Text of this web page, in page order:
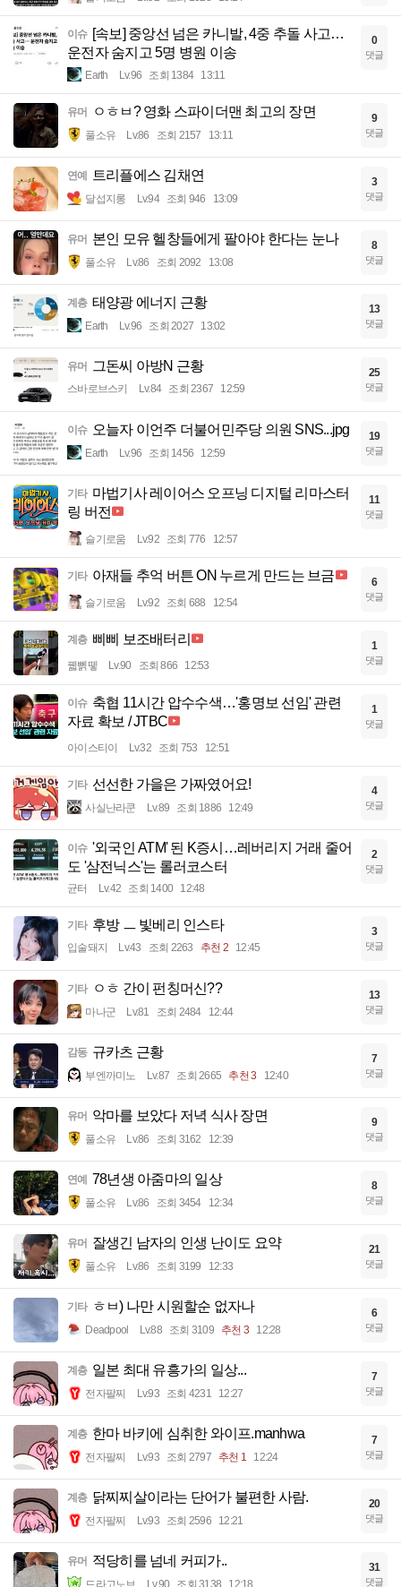
이슈 [속보] 중앙선 넘은 카니발, 4중 추돌 사고…
운전자 숨지고 5명 병원 이송
Earth Lv.96 조회 1384 13:11
0
댓글
유머 ㅇㅎㅂ? 영화 스파이더맨 최고의 장면
풀소유 Lv.86 조회 2157 13:11
9
댓글
연예 트리플에스 김채연
달섭지롱 Lv.94 조회 946 13:09
3
댓글
유머 본인 모유 헬창들에게 팔아야 한다는 눈나
풀소유 Lv.86 조회 2092 13:08
8
댓글
계층 태양광 에너지 근황
Earth Lv.96 조회 2027 13:02
13
댓글
유머 그돈씨 아방N 근황
스바로브스키 Lv.84 조회 2367 12:59
25
댓글
이슈 오늘자 이언주 더불어민주당 의원 SNS...jpg
Earth Lv.96 조회 1456 12:59
19
댓글
기타 마법기사 레이어스 오프닝 디지털 리마스터
링 버전
슬기로움 Lv.92 조회 776 12:57
11
댓글
기타 아재들 추억 버튼 ON 누르게 만드는 브금
슬기로움 Lv.92 조회 688 12:54
6
댓글
계층 삐삐 보조배터리
꿻뻵뗗 Lv.90 조회 866 12:53
1
댓글
이슈 축협 11시간 압수수색…'홍명보 선임' 관련
자료 확보 / JTBC
아이스티이 Lv.32 조회 753 12:51
1
댓글
기타 선선한 가을은 가짜였어요!
사실난라쿤 Lv.89 조회 1886 12:49
4
댓글
이슈 '외국인 ATM' 된 K증시…레버리지 거래 줄어
도 '삼전닉스'는 롤러코스터
균터 Lv.42 조회 1400 12:48
2
댓글
기타 후방 ㅡ 빛베리 인스타
입술돼지 Lv.43 조회 2263 추천 2 12:45
3
댓글
기타 ㅇㅎ 간이 펀칭머신??
마나군 Lv.81 조회 2484 12:44
13
댓글
감동 규카츠 근황
부엔까미노 Lv.87 조회 2665 추천 3 12:40
7
댓글
유머 악마를 보았다 저녁 식사 장면
풀소유 Lv.86 조회 3162 12:39
9
댓글
연예 78년생 아줌마의 일상
풀소유 Lv.86 조회 3454 12:34
8
댓글
유머 잘생긴 남자의 인생 난이도 요약
풀소유 Lv.86 조회 3199 12:33
21
댓글
기타 ㅎㅂ) 나만 시원할순 없자나
Deadpool Lv.88 조회 3109 추천 3 12:28
6
댓글
계층 일본 최대 유흥가의 일상...
전자팔찌 Lv.93 조회 4231 12:27
7
댓글
계층 한마 바키에 심취한 와이프.manhwa
전자팔찌 Lv.93 조회 2797 추천 1 12:24
7
댓글
계층 닭찌찌살이라는 단어가 불편한 사람.
전자팔찌 Lv.93 조회 2596 12:21
20
댓글
유머 적당히를 넘네 커피가..
드라고노브 Lv.90 조회 3138 12:18
31
댓글